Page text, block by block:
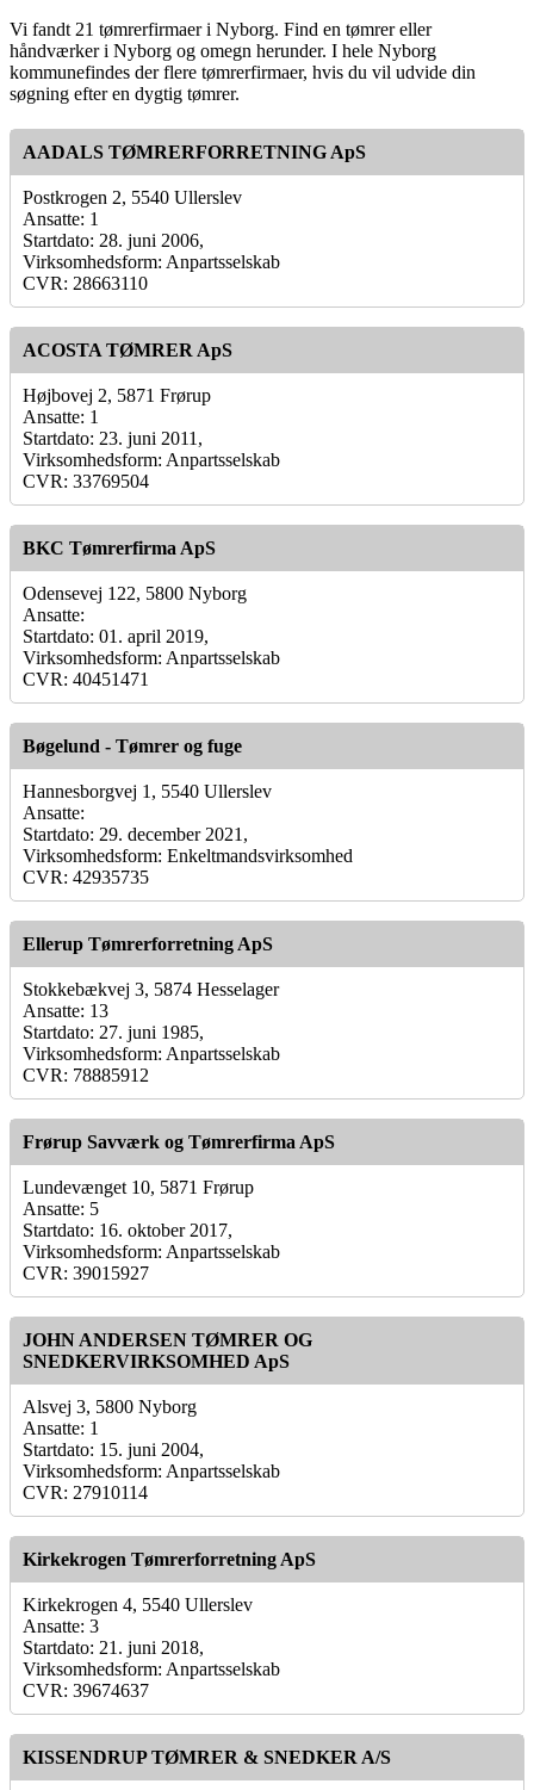
Vi fandt 21 tømrerfirmaer i Nyborg. Find en tømrer eller
håndværker i Nyborg og omegn herunder. I hele Nyborg
kommunefindes der flere tømrerfirmaer, hvis du vil udvide din
søgning efter en dygtig tømrer.
AADALS TØMRERFORRETNING ApS
Postkrogen 2, 5540 Ullerslev
Ansatte: 1
Startdato: 28. juni 2006,
Virksomhedsform: Anpartsselskab
CVR: 28663110
ACOSTA TØMRER ApS
Højbovej 2, 5871 Frørup
Ansatte: 1
Startdato: 23. juni 2011,
Virksomhedsform: Anpartsselskab
CVR: 33769504
BKC Tømrerfirma ApS
Odensevej 122, 5800 Nyborg
Ansatte:
Startdato: 01. april 2019,
Virksomhedsform: Anpartsselskab
CVR: 40451471
Bøgelund - Tømrer og fuge
Hannesborgvej 1, 5540 Ullerslev
Ansatte:
Startdato: 29. december 2021,
Virksomhedsform: Enkeltmandsvirksomhed
CVR: 42935735
Ellerup Tømrerforretning ApS
Stokkebækvej 3, 5874 Hesselager
Ansatte: 13
Startdato: 27. juni 1985,
Virksomhedsform: Anpartsselskab
CVR: 78885912
Frørup Savværk og Tømrerfirma ApS
Lundevænget 10, 5871 Frørup
Ansatte: 5
Startdato: 16. oktober 2017,
Virksomhedsform: Anpartsselskab
CVR: 39015927
JOHN ANDERSEN TØMRER OG
SNEDKERVIRKSOMHED ApS
Alsvej 3, 5800 Nyborg
Ansatte: 1
Startdato: 15. juni 2004,
Virksomhedsform: Anpartsselskab
CVR: 27910114
Kirkekrogen Tømrerforretning ApS
Kirkekrogen 4, 5540 Ullerslev
Ansatte: 3
Startdato: 21. juni 2018,
Virksomhedsform: Anpartsselskab
CVR: 39674637
KISSENDRUP TØMRER & SNEDKER A/S